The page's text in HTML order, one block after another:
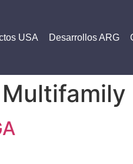
USA Desarrollos ARG
Multifamily